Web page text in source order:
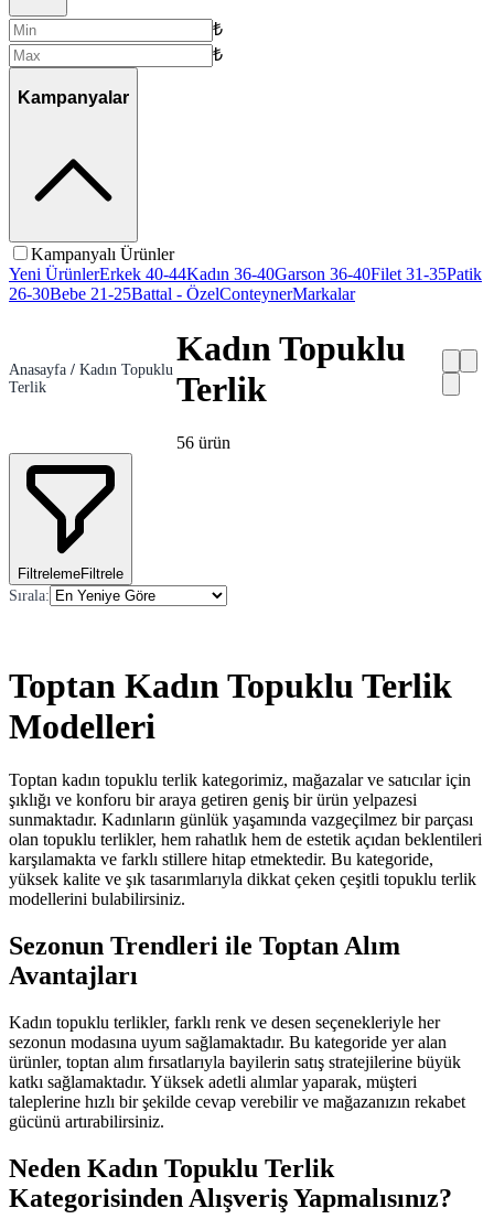
₺
₺
Kampanyalar
Kampanyalı Ürünler
Yeni ÜrünlerErkek 40-44Kadın 36-40Garson 36-40Filet 31-35Patik
26-30Bebe 21-25Battal - ÖzelConteynerMarkalar
Anasayfa / Kadın Topuklu
Terlik
Kadın Topuklu
Terlik
56 ürün
FiltrelemeFiltrele
Sırala:
Toptan Kadın Topuklu Terlik
Modelleri
Toptan kadın topuklu terlik kategorimiz, mağazalar ve satıcılar için
şıklığı ve konforu bir araya getiren geniş bir ürün yelpazesi
sunmaktadır. Kadınların günlük yaşamında vazgeçilmez bir parçası
olan topuklu terlikler, hem rahatlık hem de estetik açıdan beklentileri
karşılamakta ve farklı stillere hitap etmektedir. Bu kategoride,
yüksek kalite ve şık tasarımlarıyla dikkat çeken çeşitli topuklu terlik
modellerini bulabilirsiniz.
Sezonun Trendleri ile Toptan Alım
Avantajları
Kadın topuklu terlikler, farklı renk ve desen seçenekleriyle her
sezonun modasına uyum sağlamaktadır. Bu kategoride yer alan
ürünler, toptan alım fırsatlarıyla bayilerin satış stratejilerine büyük
katkı sağlamaktadır. Yüksek adetli alımlar yaparak, müşteri
taleplerine hızlı bir şekilde cevap verebilir ve mağazanızın rekabet
gücünü artırabilirsiniz.
Neden Kadın Topuklu Terlik
Kategorisinden Alışveriş Yapmalısınız?